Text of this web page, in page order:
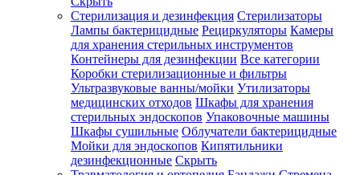
Стерилизация и дезинфекция Стерилизаторы
Лампы бактерицидные Рециркуляторы Камеры
для хранения стерильных инструментов
Контейнеры для дезинфекции Все категории
Коробки стерилизационные и фильтры
Ультразвуковые ванны/мойки Утилизаторы
медицинских отходов Шкафы для хранения
стерильных эндоскопов Упаковочные машины
Шкафы сушильные Облучатели бактерицидные
Мойки для эндоскопов Кипятильники
дезинфекционные Скрыть